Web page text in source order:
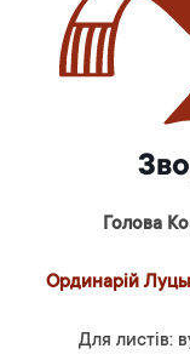
Голова
Ординарій
Для листів: